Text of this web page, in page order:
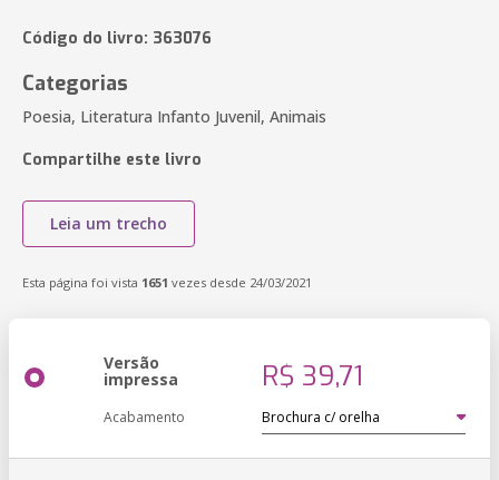
Código do livro: 363076
Categorias
Poesia, Literatura Infanto Juvenil, Animais
Compartilhe este livro
Leia um trecho
Esta página foi vista 1651 vezes desde 24/03/2021
Versão
impressa R$ 39,71
Acabamento